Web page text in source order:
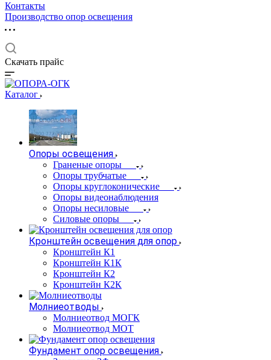
Контакты
Производство опор освещения
Скачать прайс
Каталог
Опоры освещения
Граненые опоры
Опоры трубчатые
Опоры круглоконические
Опоры видеонаблюдения
Опоры несиловые
Силовые опоры
Кронштейн освещения для опор
Кронштейн К1
Кронштейн К1К
Кронштейн К2
Кронштейн К2К
Молниеотводы
Молниеотвод МОГК
Молниеотвод МОТ
Фундамент опор освещения